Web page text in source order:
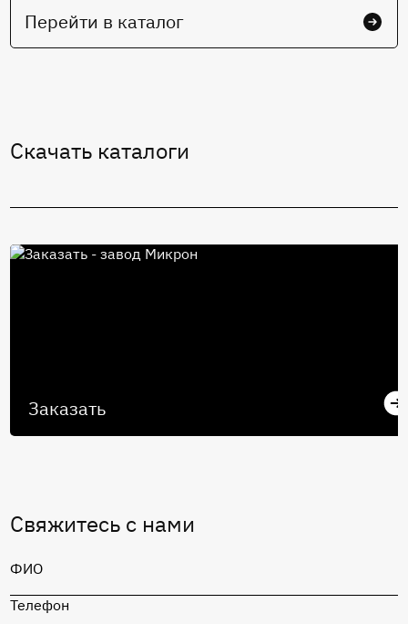
Перейти в каталог
Cкачать каталоги
Заказать
Свяжитесь с нами
ФИО
Телефон